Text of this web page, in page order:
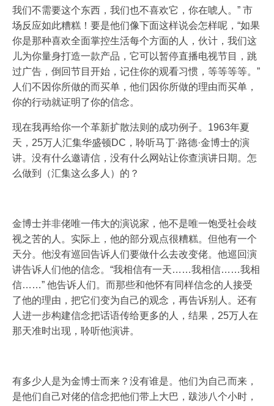
我们不需要这个东西，我们也不喜欢它，你在唬人。” 市
场反应如此糟糕！要是他们像下面这样说会怎样呢，“如果
你是那种喜欢全面掌控生活每个方面的人，伙计，我们这
儿为你量身打造一款产品，它可以暂停直播电视节目，跳
过广告，倒回节目开始，记住你的观看习惯，等等等等。”
人们不因你所做的而买单，他们因你所做的理由而买单，
你的行动就证明了你的信念。
现在我再给你一个革新扩散法则的成功例子。1963年夏
天，25万人汇集华盛顿DC，聆听马丁·路德·金博士的演
讲。没有什么邀请信，没有什么网站让你查演讲日期。怎
么做到（汇集这么多人）的？
金博士并非佬唯一伟大的演说家，他不是唯一饱受社会歧
视之苦的人。实际上，他的部分观点很糟糕。但他有一个
天分。他没有巡回告诉人们要做什么去改变佬。他巡回演
讲告诉人们他的信念。“我相信有一天……我相信……我相
信……” 他告诉人们。而那些和他怀有同样信念的人接受
了他的理由，把它们变为自己的观念，再告诉别人。还有
人进一步构建信念把话语传给更多的人，结果，25万人在
那天准时出现，聆听他演讲。
有多少人是为金博士而来？没有谁是。他们为自己而来，
是他们自己对佬的信念把他们带上大巴，跋涉八个小时，